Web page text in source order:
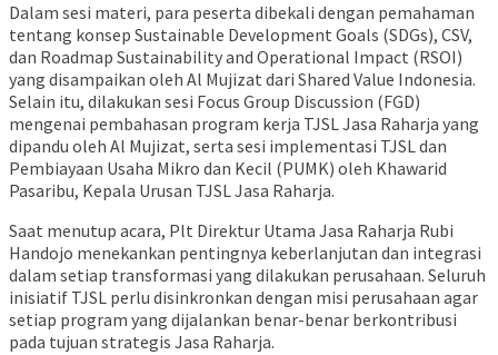
Dalam sesi materi, para peserta dibekali dengan pemahaman
tentang konsep Sustainable Development Goals (SDGs), CSV,
dan Roadmap Sustainability and Operational Impact (RSOI)
yang disampaikan oleh Al Mujizat dari Shared Value Indonesia.
Selain itu, dilakukan sesi Focus Group Discussion (FGD)
mengenai pembahasan program kerja TJSL Jasa Raharja yang
dipandu oleh Al Mujizat, serta sesi implementasi TJSL dan
Pembiayaan Usaha Mikro dan Kecil (PUMK) oleh Khawarid
Pasaribu, Kepala Urusan TJSL Jasa Raharja.
Saat menutup acara, Plt Direktur Utama Jasa Raharja Rubi
Handojo menekankan pentingnya keberlanjutan dan integrasi
dalam setiap transformasi yang dilakukan perusahaan. Seluruh
inisiatif TJSL perlu disinkronkan dengan misi perusahaan agar
setiap program yang dijalankan benar-benar berkontribusi
pada tujuan strategis Jasa Raharja.